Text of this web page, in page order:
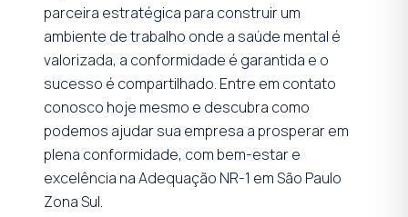
parceira estratégica para construir um
ambiente de trabalho onde a saúde mental é
valorizada, a conformidade é garantida e o
sucesso é compartilhado. Entre em contato
conosco hoje mesmo e descubra como
podemos ajudar sua empresa a prosperar em
plena conformidade, com bem-estar e
excelência na Adequação NR-1 em São Paulo
Zona Sul.